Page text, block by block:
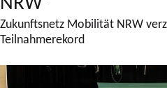
Zukunftsnetz Mobilität NRW
Teilnahmerekord